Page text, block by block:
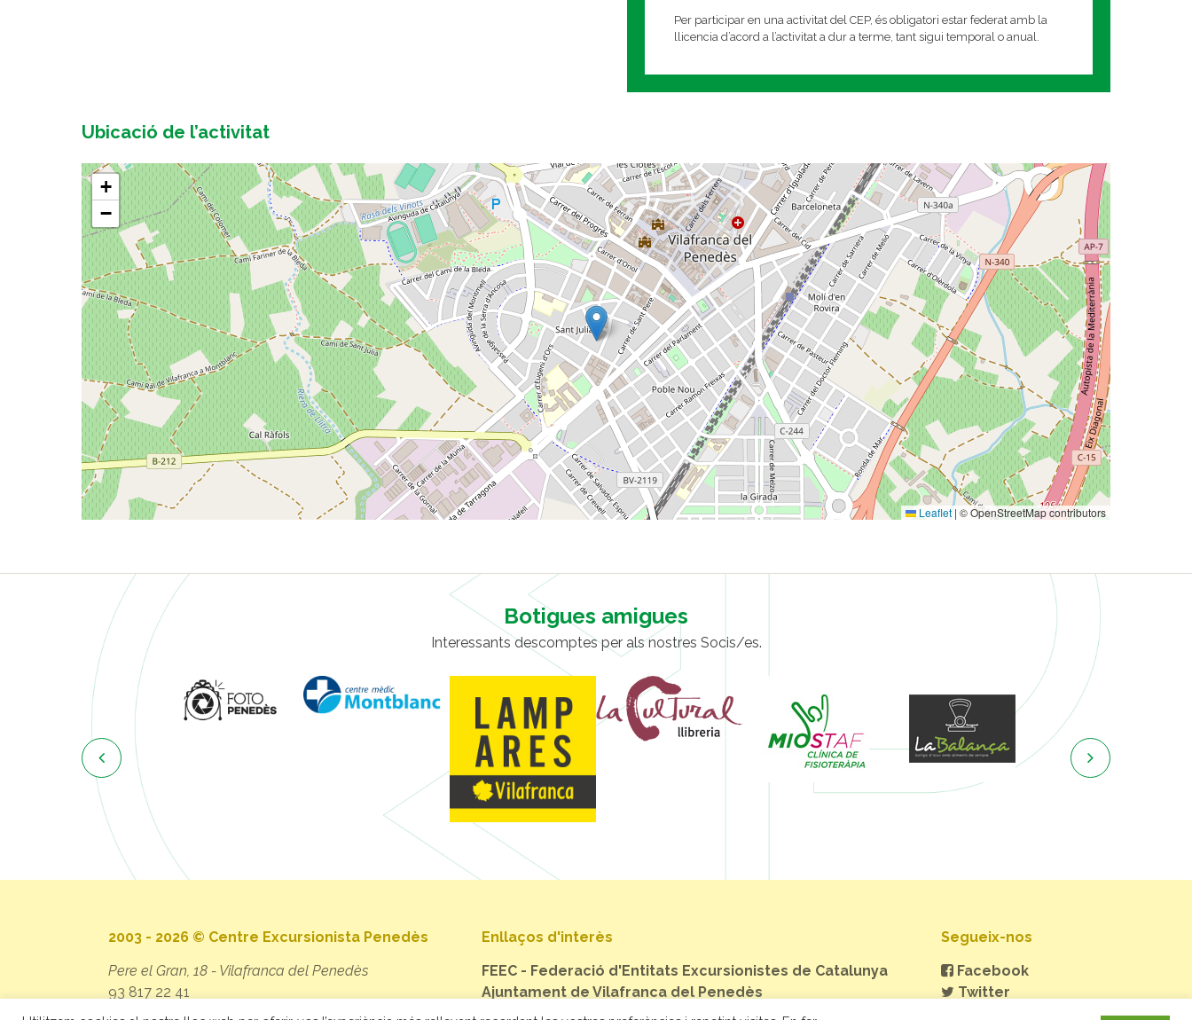
Per participar en una activitat del CEP, és obligatori estar federat amb la
llicencia d’acord a l’activitat a dur a terme, tant sigui temporal o anual.
Ubicació de l’activitat
+
−
Leaflet | © OpenStreetMap contributors
Botigues amigues
Interessants descomptes per als nostres Socis/es.
 
2003 - 2026 © Centre Excursionista Penedès
Pere el Gran, 18 - Vilafranca del Penedès
93 817 22 41
secretaria@cep.cat
Enllaços d'interès
FEEC - Federació d'Entitats Excursionistes de Catalunya
Ajuntament de Vilafranca del Penedès
Segueix-nos
Facebook
Twitter